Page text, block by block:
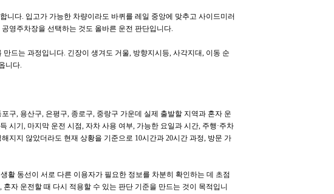
니다. 입고가 가능한 차량이라도 바퀴를 레일 중앙에 맞추고 사이드미러
영주차장을 선택하는 것도 올바른 운전 판단입니다.
드는 과정입니다. 긴장이 생겨도 거울, 방향지시등, 사각지대, 이동 순
니다.
구, 용산구, 은평구, 종로구, 중랑구 가운데 실제 출발할 지역과 혼자 운
시기, 마지막 운전 시점, 자차 사용 여부, 가능한 요일과 시간, 주행·주차
지지 않았더라도 현재 상황을 기준으로 10시간과 20시간 과정, 방문 가
활 동선이 서로 다른 이용자가 필요한 정보를 차분히 확인하는 데 초점
자 운전할 때 다시 적용할 수 있는 판단 기준을 만드는 것이 목적입니